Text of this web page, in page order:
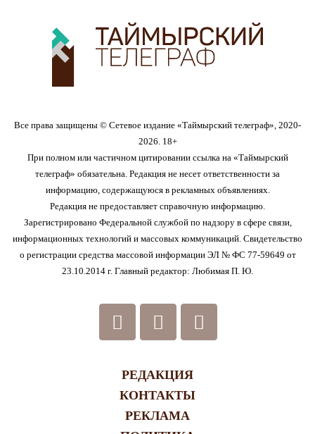
Все права защищены © Сетевое издание «Таймырский телеграф», 2020-
2026. 18+
При полном или частичном цитировании ссылка на «Таймырский
телеграф» обязательна. Редакция не несет ответственности за
информацию, содержащуюся в рекламных объявлениях.
Редакция не предоставляет справочную информацию.
Зарегистрировано Федеральной службой по надзору в сфере связи,
информационных технологий и массовых коммуникаций. Свидетельство
о регистрации средства массовой информации ЭЛ № ФС 77-59649 от
23.10.2014 г. Главный редактор: Любимая П. Ю.
РЕДАКЦИЯ
КОНТАКТЫ
РЕКЛАМА